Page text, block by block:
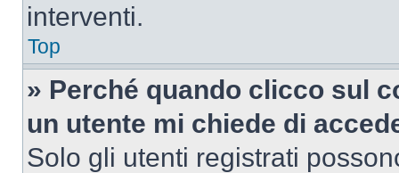
interventi.
Top
» Perché quando clicco sul
un utente mi chiede di
Solo gli utenti registrati